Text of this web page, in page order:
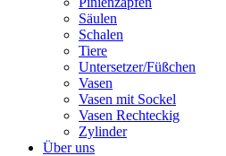
Säulen
Schalen
Tiere
Untersetzer/Füßchen
Vasen
Vasen mit Sockel
Vasen Rechteckig
Zylinder
Über uns